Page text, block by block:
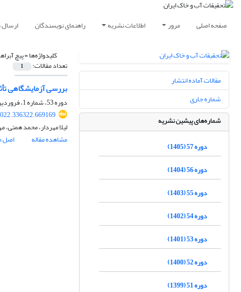
صفحه اصلی مرور اطلاعات نشریه راهنمای نویسندگان ارسال
کلیدواژه‌ها =پیچ
تعداد مقالات: 1
بررسی آزمایشگاهی
دوره 53، شماره 1، فروردین 1401، صفحه
لیلا مهردار، محمد
مشاهده مقاله
اصل
مقالات آماده انتشار
شماره جاری
شماره‌های پیشین نشریه
دوره 57 (1405)
دوره 56 (1404)
دوره 55 (1403)
دوره 54 (1402)
دوره 53 (1401)
دوره 52 (1400)
دوره 51 (1399)